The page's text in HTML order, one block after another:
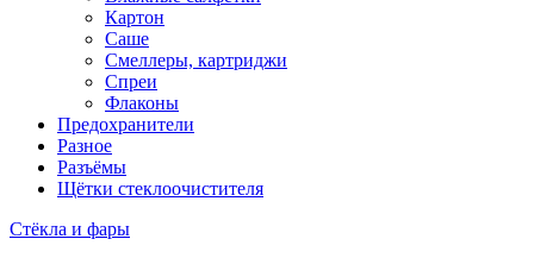
Картон
Саше
Смеллеры, картриджи
Спреи
Флаконы
Предохранители
Разное
Разъёмы
Щётки стеклоочистителя
Стёкла и фары